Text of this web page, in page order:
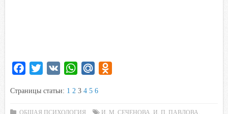
c
i
W
a
i
l
Страницы статьи: 1 2 3 4 5 6
ОБЩАЯ ПСИХОЛОГИЯ И. М. СЕЧЕНОВА И. П. ПАВЛОВА